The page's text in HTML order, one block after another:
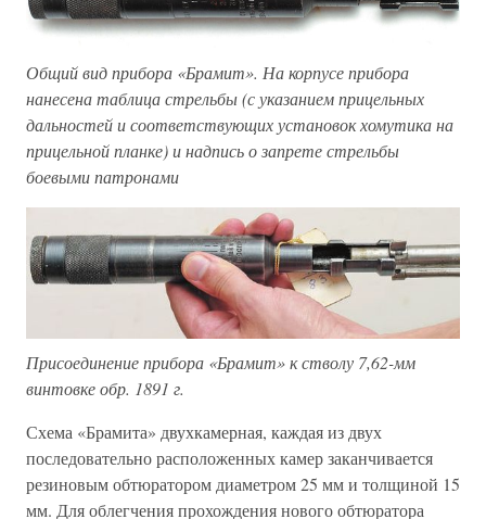
Общий вид прибора «Брамит». На корпусе прибора
нанесена таблица стрельбы (с указанием прицельных
дальностей и соответствующих установок хомутика на
прицельной планке) и надпись о запрете стрельбы
боевыми патронами
Присоединение прибора «Брамит» к стволу 7,62-мм
винтовке обр. 1891 г.
Схема «Брамита» двухкамерная, каждая из двух
последовательно расположенных камер заканчивается
резиновым обтюратором диаметром 25 мм и толщиной 15
мм. Для облегчения прохождения нового обтюратора